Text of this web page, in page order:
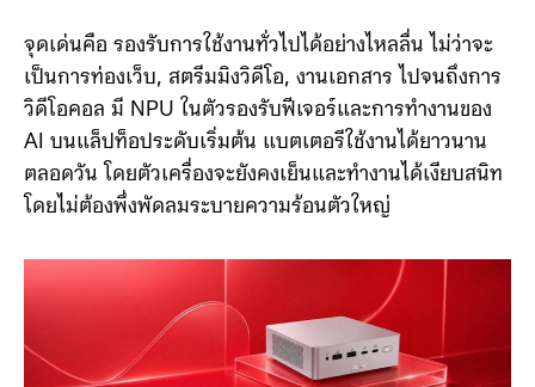
ราคาจับต้องได้ เริ่มต้นเพียงประมาณ 300 เหรียญ (ราว ๆ
10,000 กว่าบาท) เท่านั้น
จุดเด่นคือ รองรับการใช้งานทั่วไปได้อย่างไหลลื่น ไม่ว่าจะ
เป็นการท่องเว็บ, สตรีมมิงวิดีโอ, งานเอกสาร ไปจนถึงการ
วิดีโอคอล มี NPU ในตัวรองรับฟีเจอร์และการทำงานของ
ตลอดวัน โดยตัวเครื่องจะยังคงเย็นและทำงานได้เงียบสนิท
โดยไม่ต้องพึ่งพัดลมระบายความร้อนตัวใหญ่